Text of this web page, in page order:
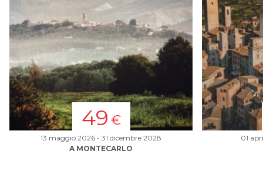
49 €
13 maggio 2026 - 31 dicembre 2028
A MONTECARLO
01